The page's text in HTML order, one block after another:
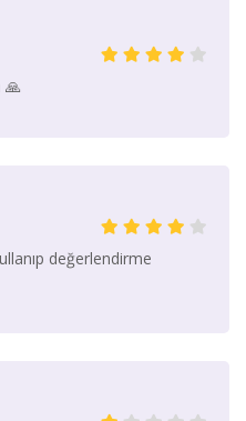
🙏
değerlendirme